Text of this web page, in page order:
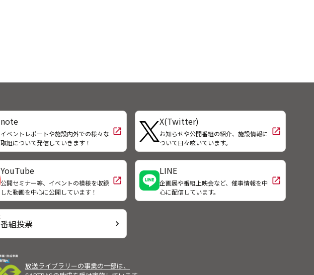
note
イベントレポートや施設内外での様々な
取組について発信していきます！
open_in_new
X(Twitter)
お知らせや公開番組の紹介、施設情報に
ついて日々呟いています。
open_in_new
YouTube
公開セミナー等、イベントの模様を収録
した動画を中心に公開しています！
open_in_new
LINE
企画展や番組上映会など、催事情報を中
心に配信しています。
open_in_new
番組投票 chevron_right
放送ライブラリーの事業の一部は、